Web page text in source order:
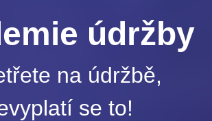
údržby
na údržbě,
se to!